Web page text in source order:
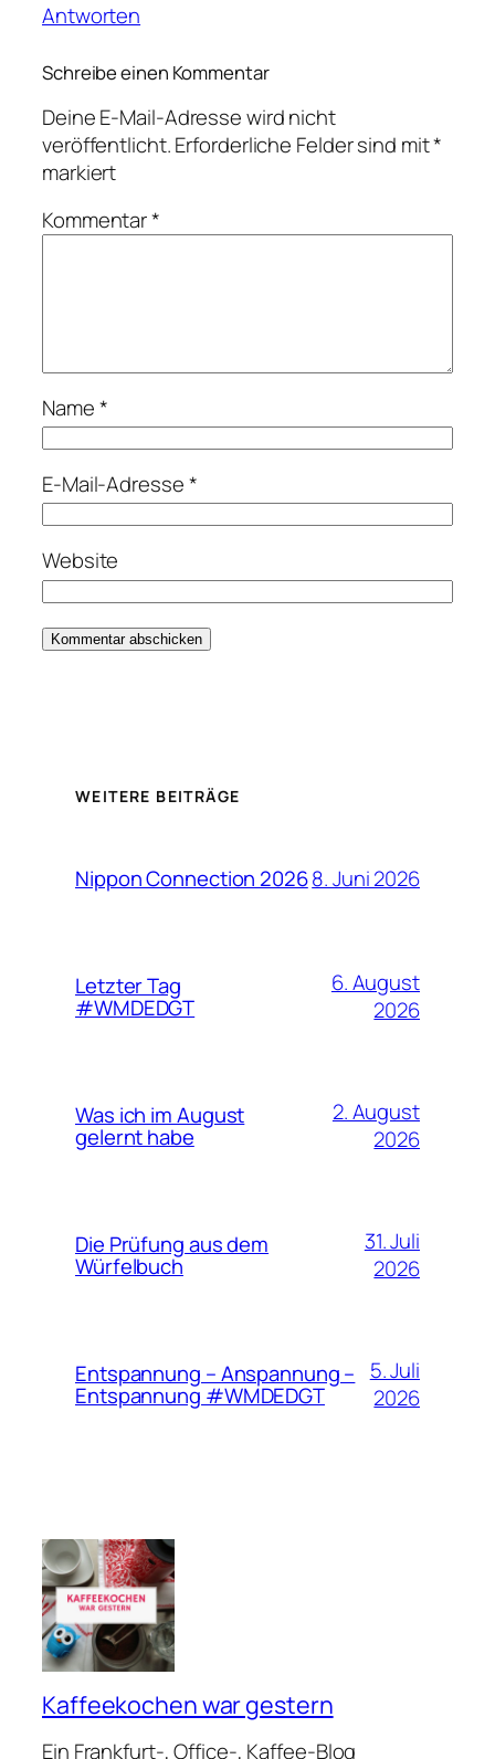
Antworten
Schreibe einen Kommentar
Deine E-Mail-Adresse wird nicht
veröffentlicht.Erforderliche Felder sind mit*
markiert
Kommentar*
Name*
E-Mail-Adresse*
Website
WEITERE BEITRÄGE
Nippon Connection 20268. Juni 2026
Letzter Tag
#WMDEDGT
6. August
2026
Was ich im August
gelernt habe
2. August
2026
Die Prüfung aus dem
Würfelbuch
31. Juli
2026
Entspannung – Anspannung –
Entspannung #WMDEDGT
5. Juli
2026
Kaffeekochen war gestern
Ein Frankfurt-, Office-, Kaffee-Blog